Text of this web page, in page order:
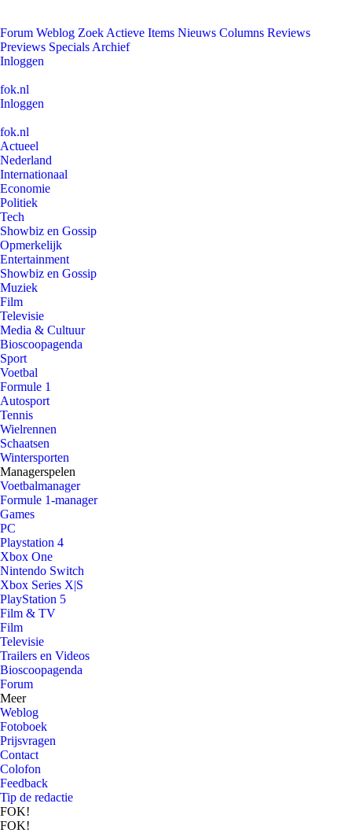
Forum Weblog Zoek Actieve Items Nieuws Columns Reviews
Previews Specials Archief
Inloggen
fok.nl
Inloggen
fok.nl
Actueel
Nederland
Internationaal
Economie
Politiek
Tech
Showbiz en Gossip
Opmerkelijk
Entertainment
Showbiz en Gossip
Muziek
Film
Televisie
Media & Cultuur
Bioscoopagenda
Sport
Voetbal
Formule 1
Autosport
Tennis
Wielrennen
Schaatsen
Wintersporten
Managerspelen
Voetbalmanager
Formule 1-manager
Games
PC
Playstation 4
Xbox One
Nintendo Switch
Xbox Series X|S
PlayStation 5
Film & TV
Film
Televisie
Trailers en Videos
Bioscoopagenda
Forum
Meer
Weblog
Fotoboek
Prijsvragen
Contact
Colofon
Feedback
Tip de redactie
FOK!
FOK!